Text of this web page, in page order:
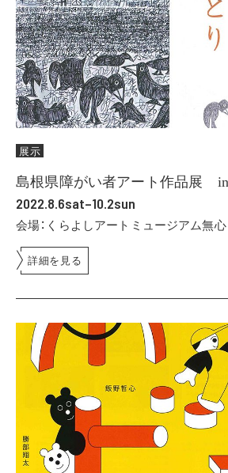
展示
島根県障がい者アート作品展
2022.8.6sat–10.2sun
会場：くらよしアートミュージアム無心
詳細を見る